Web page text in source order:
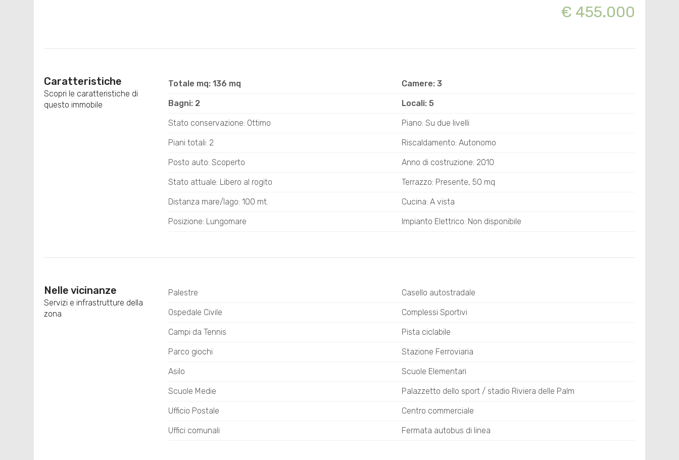
€ 455.000
Caratteristiche
Scopri le caratteristiche di
questo immobile
Totale mq: 136 mq Camere: 3
Bagni: 2 Locali: 5
Stato conservazione: Ottimo Piano: Su due livelli
Piani totali: 2 Riscaldamento: Autonomo
Posto auto: Scoperto Anno di costruzione: 2010
Stato attuale: Libero al rogito Terrazzo: Presente, 50 mq
Distanza mare/lago: 100 mt. Cucina: A vista
Posizione: Lungomare Impianto Elettrico: Non disponibile
Nelle vicinanze
Servizi e infrastrutture della
zona
Palestre Casello autostradale
Ospedale Civile Complessi Sportivi
Campi da Tennis Pista ciclabile
Parco giochi Stazione Ferroviaria
Asilo Scuole Elementari
Scuole Medie Palazzetto dello sport / stadio Riviera delle Palm
Ufficio Postale Centro commerciale
Uffici comunali Fermata autobus di linea